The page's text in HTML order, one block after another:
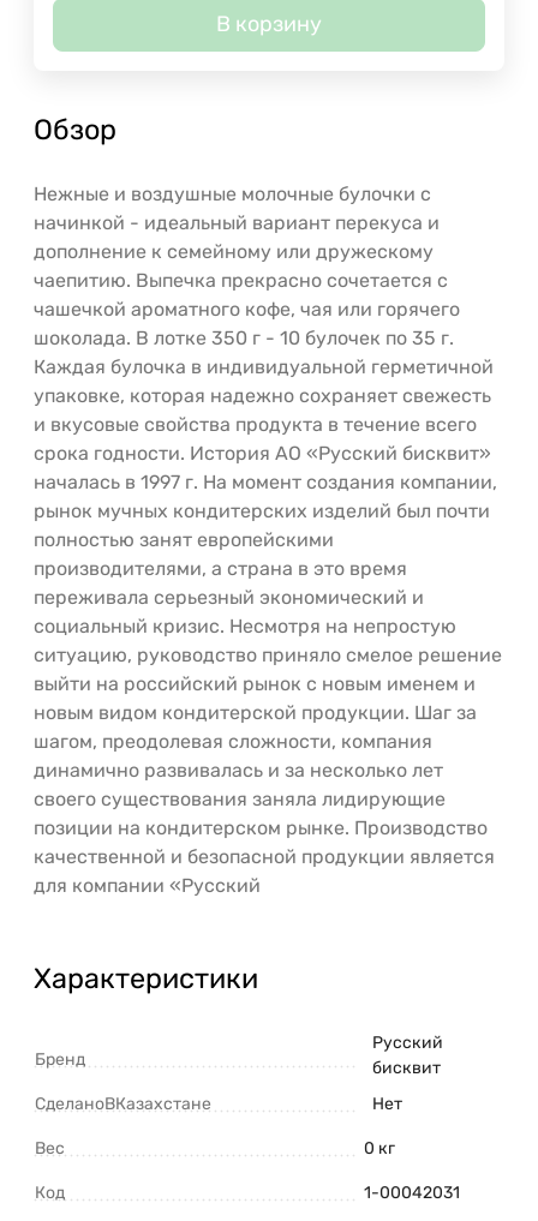
В корзину
Обзор
Нежные и воздушные молочные булочки с
начинкой - идеальный вариант перекуса и
дополнение к семейному или дружескому
чаепитию. Выпечка прекрасно сочетается с
чашечкой ароматного кофе, чая или горячего
шоколада. В лотке 350 г - 10 булочек по 35 г.
Каждая булочка в индивидуальной герметичной
упаковке, которая надежно сохраняет свежесть
и вкусовые свойства продукта в течение всего
срока годности. История АО «Русский бисквит»
началась в 1997 г. На момент создания компании,
рынок мучных кондитерских изделий был почти
полностью занят европейскими
производителями, а страна в это время
переживала серьезный экономический и
социальный кризис. Несмотря на непростую
ситуацию, руководство приняло смелое решение
выйти на российский рынок с новым именем и
новым видом кондитерской продукции. Шаг за
шагом, преодолевая сложности, компания
динамично развивалась и за несколько лет
своего существования заняла лидирующие
позиции на кондитерском рынке. Производство
качественной и безопасной продукции является
для компании «Русский
Характеристики
Бренд
Русский
бисквит
СделаноВКазахстане
Нет
Вес 0 кг
Код 1-00042031